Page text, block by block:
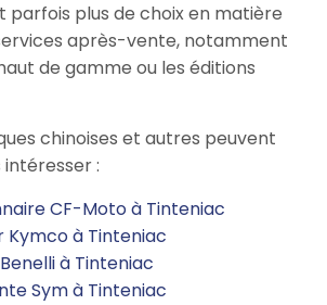
parfois plus de choix en matière
après-vente, notamment
de gamme ou les éditions
chinoises et autres peuvent
:
CF-Moto à Tinteniac
Kymco à Tinteniac
à Tinteniac
Sym à Tinteniac